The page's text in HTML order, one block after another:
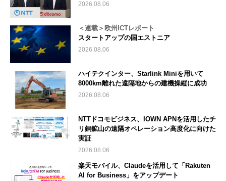
2026.08.06
＜連載＞欧州ICTレポート
スタートアップの国エストニア
2026.08.06
ハイテクインター、Starlink Miniを用いて
8000km離れた遠隔地からの建機操縦に成功
2026.08.06
NTTドコモビジネス、IOWN APNを活用したチ
リ銅鉱山の遠隔オペレーション高度化に向けた
実証
2026.08.06
楽天モバイル、Claudeを活用して「Rakuten
AI for Business」をアップデート